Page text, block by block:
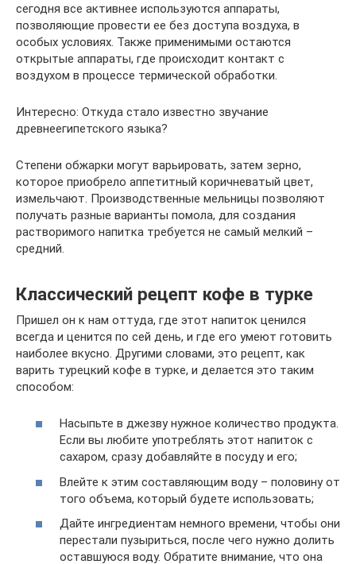
сегодня все активнее используются аппараты,
позволяющие провести ее без доступа воздуха, в
особых условиях. Также применимыми остаются
открытые аппараты, где происходит контакт с
воздухом в процессе термической обработки.
Интересно: Откуда стало известно звучание
древнеегипетского языка?
Степени обжарки могут варьировать, затем зерно,
которое приобрело аппетитный коричневатый цвет,
измельчают. Производственные мельницы позволяют
получать разные варианты помола, для создания
растворимого напитка требуется не самый мелкий –
средний.
Классический рецепт кофе в турке
Пришел он к нам оттуда, где этот напиток ценился
всегда и ценится по сей день, и где его умеют готовить
наиболее вкусно. Другими словами, это рецепт, как
варить турецкий кофе в турке, и делается это таким
способом:
Насыпьте в джезву нужное количество продукта.
Если вы любите употреблять этот напиток с
сахаром, сразу добавляйте в посуду и его;
Влейте к этим составляющим воду – половину от
того объема, который будете использовать;
Дайте ингредиентам немного времени, чтобы они
перестали пузыриться, после чего нужно долить
оставшуюся воду. Обратите внимание, что она